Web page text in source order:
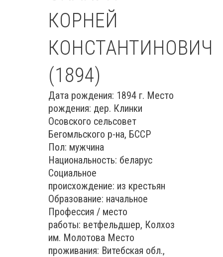
КОРНЕЙ
КОНСТАНТИНОВИЧ
(1894)
Дата рождения: 1894 г. Место
рождения: дер. Клинки
Осовского сельсовет
Бегомльского р-на, БССР
Пол: мужчина
Национальность: беларус
Социальное
происхождение: из крестьян
Образование: начальное
Профессия / место
работы: ветфельдшер, Колхоз
им. Молотова Место
проживания: Витебская обл.,